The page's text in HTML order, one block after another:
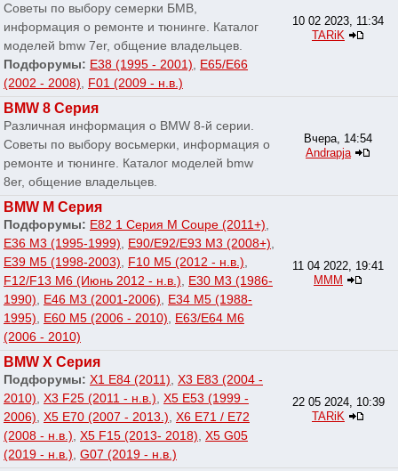
Советы по выбору семерки БМВ,
информация о ремонте и тюнинге. Каталог
моделей bmw 7er, общение владельцев.
Подфорумы: E38 (1995 - 2001), E65/E66
(2002 - 2008), F01 (2009 - н.в.)
10 02 2023, 11:34
TARiK
BMW 8 Серия
Различная информация о BMW 8-й серии.
Советы по выбору восьмерки, информация о
ремонте и тюнинге. Каталог моделей bmw
8er, общение владельцев.
Вчера, 14:54
Andrapja
BMW M Серия
Подфорумы: E82 1 Серия M Coupe (2011+),
E36 M3 (1995-1999), E90/E92/E93 M3 (2008+),
E39 M5 (1998-2003), F10 M5 (2012 - н.в.),
F12/F13 M6 (Июнь 2012 - н.в.), E30 M3 (1986-
1990), E46 M3 (2001-2006), E34 M5 (1988-
1995), E60 M5 (2006 - 2010), E63/E64 M6
(2006 - 2010)
11 04 2022, 19:41
МММ
BMW X Серия
Подфорумы: X1 E84 (2011), X3 E83 (2004 -
2010), X3 F25 (2011 - н.в.), X5 E53 (1999 -
2006), X5 E70 (2007 - 2013.), X6 E71 / E72
(2008 - н.в.), X5 F15 (2013- 2018), X5 G05
(2019 - н.в.), G07 (2019 - н.в.)
22 05 2024, 10:39
TARiK